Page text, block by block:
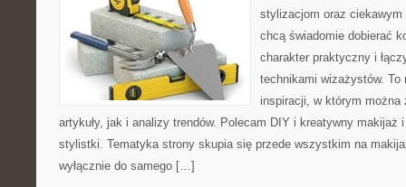
stylizacjom oraz ciekawym
chcą świadomie dobierać
charakter praktyczny i
technikami wizażystów. To
inspiracji, w którym
artykuły, jak i analizy trendów. Polecam DIY i kreatywny makijaż
stylistki. Tematyka strony skupia się przede wszystkim na
wyłącznie do samego […]